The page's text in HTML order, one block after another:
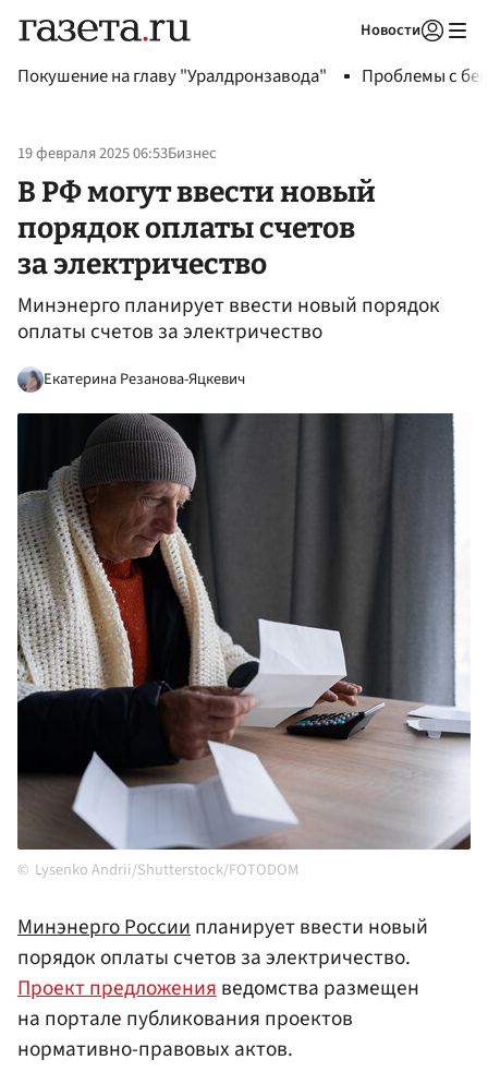
Новости
Покушение на главу "Уралдронзавода" Проблемы с
19 февраля 2025 06:53Бизнес
В РФ могут ввести новый
порядок оплаты счетов
за электричество
Минэнерго планирует ввести новый порядок
оплаты счетов за электричество
Екатерина Резанова-Яцкевич
Lysenko Andrii/Shutterstock/FOTODOM
Минэнерго Россиипланирует ввести новый
порядок оплаты счетов за электричество.
Проект предложенияведомства размещен
на портале публикования проектов
нормативно-правовых актов.